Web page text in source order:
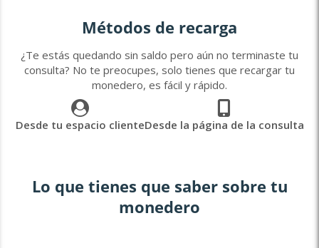
Métodos de recarga
¿Te estás quedando sin saldo pero aún no terminaste tu
consulta? No te preocupes, solo tienes que recargar tu
monedero, es fácil y rápido.
Desde tu espacio clienteDesde la página de la consulta
Lo que tienes que saber sobre tu
monedero